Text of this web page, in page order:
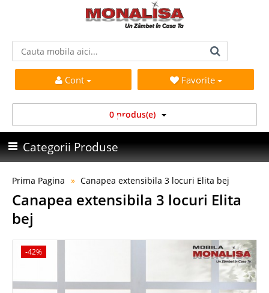
Cont Favorite
0 produs(e)
Categorii Produse
Prima Pagina Canapea extensibila 3 locuri Elita bej
Canapea extensibila 3 locuri Elita
bej
-42%